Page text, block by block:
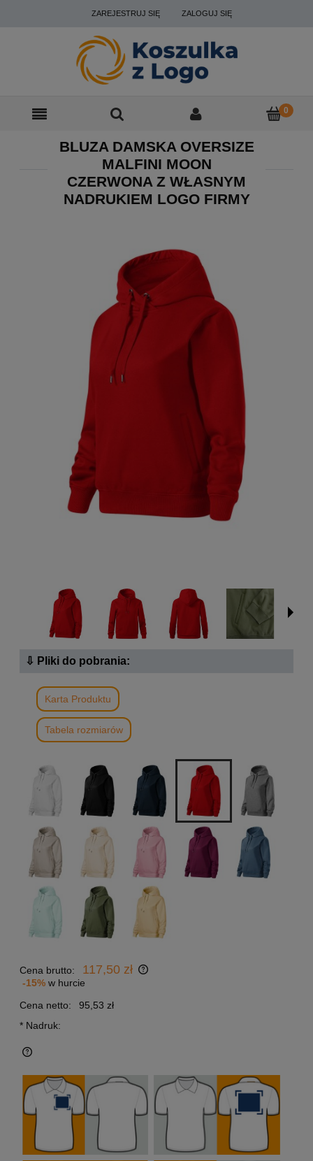
ZAREJESTRUJ SIĘ ZALOGUJ SIĘ
BLUZA DAMSKA OVERSIZE
MALFINI MOON
CZERWONA Z WŁASNYM
NADRUKIEM LOGO FIRMY
⇩ Pliki do pobrania:
Karta Produktu
Tabela rozmiarów
Cena brutto: 117,50 zł
-15% w hurcie
Cena netto:
95,53 zł
* Nadruk: